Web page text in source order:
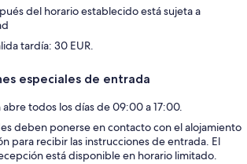
del horario establecido está sujeta a
tardía: 30 EUR.
especiales de entrada
abre todos los días de 09:00 a 17:00.
deben ponerse en contacto con el alojamiento
para recibir las instrucciones de entrada. El
está disponible en horario limitado.